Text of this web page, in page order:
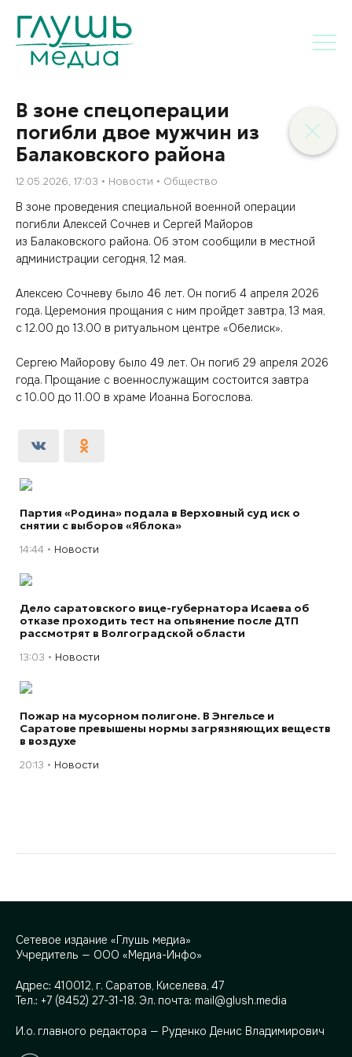
В зоне спецоперации
погибли двое мужчин из
Балаковского района
12.05.2026, 17:03 Новости Общество
В зоне проведения специальной военной операции
погибли Алексей Сочнев и Сергей Майоров
из Балаковского района. Об этом сообщили в местной
администрации сегодня, 12 мая.
Алексею Сочневу было 46 лет. Он погиб 4 апреля 2026
года. Церемония прощания с ним пройдет завтра, 13 мая,
с 12.00 до 13.00 в ритуальном центре «Обелиск».
Сергею Майорову было 49 лет. Он погиб 29 апреля 2026
года. Прощание с военнослужащим состоится завтра
с 10.00 до 11.00 в храме Иоанна Богослова.
Партия «Родина» подала в Верховный суд иск о
снятии с выборов «Яблока»
14:44 Новости
Дело саратовского вице-губернатора Исаева об
отказе проходить тест на опьянение после ДТП
рассмотрят в Волгоградской области
13:03 Новости
Пожар на мусорном полигоне. В Энгельсе и
Саратове превышены нормы загрязняющих веществ
в воздухе
20:13 Новости
Сетевое издание «Глушь медиа»
Учредитель — ООО «Медиа-Инфо»
Адрес: 410012, г. Саратов, Киселева, 47
Тел.: +7 (8452) 27-31-18. Эл. почта: mail@glush.media
И.о. главного редактора — Руденко Денис Владимирович